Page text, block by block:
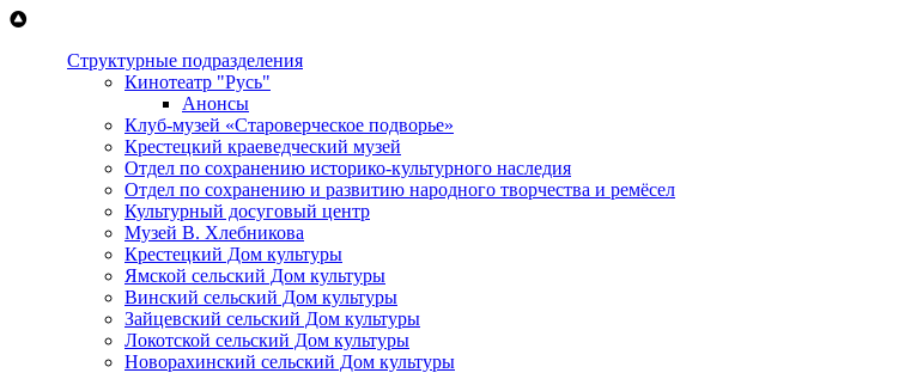
Перейти к основному содержанию
Структурные подразделения
Кинотеатр "Русь"
Анонсы
Клуб-музей «Староверческое подворье»
Крестецкий краеведческий музей
Отдел по сохранению историко-культурного наследия
Отдел по сохранению и развитию народного творчества и ремёсел
Культурный досуговый центр
Музей В. Хлебникова
Крестецкий Дом культуры
Ямской сельский Дом культуры
Винский сельский Дом культуры
Зайцевский сельский Дом культуры
Локотской сельский Дом культуры
Новорахинский сельский Дом культуры